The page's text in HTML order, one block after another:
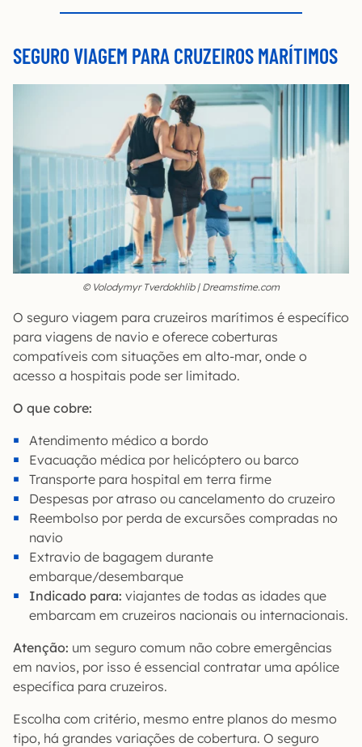
SEGURO VIAGEM PARA CRUZEIROS MARÍTIMOS
© Volodymyr Tverdokhlib | Dreamstime.com
O seguro viagem para cruzeiros marítimos é específico
para viagens de navio e oferece coberturas
compatíveis com situações em alto-mar, onde o
acesso a hospitais pode ser limitado.
O que cobre:
Atendimento médico a bordo
Evacuação médica por helicóptero ou barco
Transporte para hospital em terra firme
Despesas por atraso ou cancelamento do cruzeiro
Reembolso por perda de excursões compradas no
navio
Extravio de bagagem durante
embarque/desembarque
Indicado para: viajantes de todas as idades que
embarcam em cruzeiros nacionais ou internacionais.
Atenção: um seguro comum não cobre emergências
em navios, por isso é essencial contratar uma apólice
específica para cruzeiros.
Escolha com critério, mesmo entre planos do mesmo
tipo, há grandes variações de cobertura. O seguro